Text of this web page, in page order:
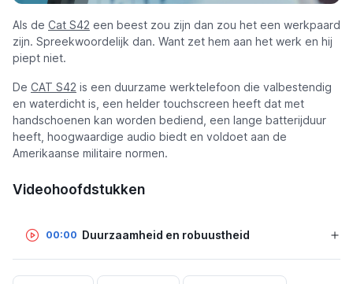
Als de Cat S42 een beest zou zijn dan zou het een werkpaard
zijn. Spreekwoordelijk dan. Want zet hem aan het werk en hij
piept niet.
De CAT S42 is een duurzame werktelefoon die valbestendig
en waterdicht is, een helder touchscreen heeft dat met
handschoenen kan worden bediend, een lange batterijduur
heeft, hoogwaardige audio biedt en voldoet aan de
Amerikaanse militaire normen.
Videohoofdstukken
00:00 Duurzaamheid en robuustheid